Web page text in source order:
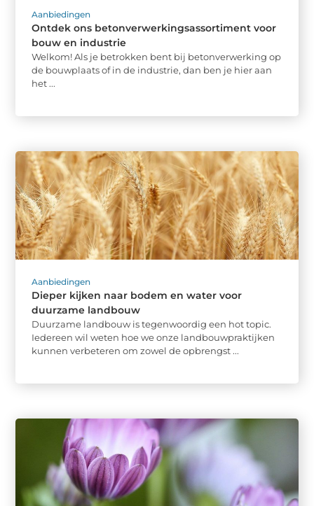
Aanbiedingen
Ontdek ons betonverwerkingsassortiment voor
bouw en industrie
Welkom! Als je betrokken bent bij betonverwerking op
de bouwplaats of in de industrie, dan ben je hier aan
het ...
Aanbiedingen
Dieper kijken naar bodem en water voor
duurzame landbouw
Duurzame landbouw is tegenwoordig een hot topic.
Iedereen wil weten hoe we onze landbouwpraktijken
kunnen verbeteren om zowel de opbrengst ...